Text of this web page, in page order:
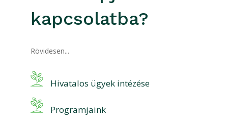
kapcsolatba?
Rövidesen...
Hivatalos ügyek intézése
Programjaink